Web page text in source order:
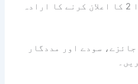
جانشین، گلیکسی واچ الٹرا 2 کا اعلان کرنے کا ارادہ
سودے اور مددگار